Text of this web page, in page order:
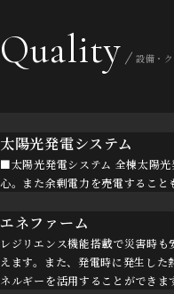
Quality 設備・
太陽光発電システム
■太陽光発電システム 全棟太陽
心。また余剰電力を売電すること
エネファーム
レジリエンス機能搭載で災害時
えます。また、発電時に発生し
ネルギーを活用することができま